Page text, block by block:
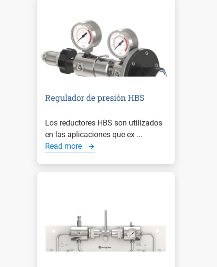
Regulador de presión HBS
Los reductores HBS son utilizados
en las aplicaciones que ex ...
Read more